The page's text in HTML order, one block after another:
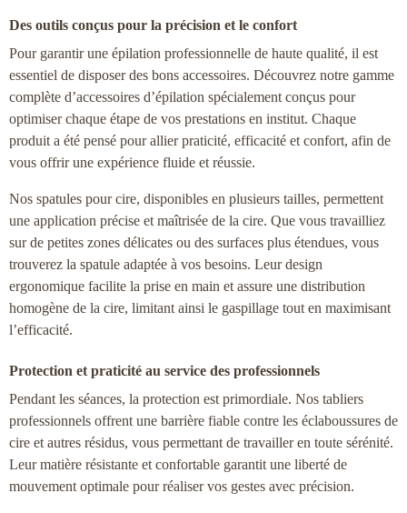
Des outils conçus pour la précision et le confort
Pour garantir une épilation professionnelle de haute qualité, il est
essentiel de disposer des bons accessoires. Découvrez notre gamme
complète d’accessoires d’épilation spécialement conçus pour
optimiser chaque étape de vos prestations en institut. Chaque
produit a été pensé pour allier praticité, efficacité et confort, afin de
vous offrir une expérience fluide et réussie.
Nos spatules pour cire, disponibles en plusieurs tailles, permettent
une application précise et maîtrisée de la cire. Que vous travailliez
sur de petites zones délicates ou des surfaces plus étendues, vous
trouverez la spatule adaptée à vos besoins. Leur design
ergonomique facilite la prise en main et assure une distribution
homogène de la cire, limitant ainsi le gaspillage tout en maximisant
l’efficacité.
Protection et praticité au service des professionnels
Pendant les séances, la protection est primordiale. Nos tabliers
professionnels offrent une barrière fiable contre les éclaboussures de
cire et autres résidus, vous permettant de travailler en toute sérénité.
Leur matière résistante et confortable garantit une liberté de
mouvement optimale pour réaliser vos gestes avec précision.